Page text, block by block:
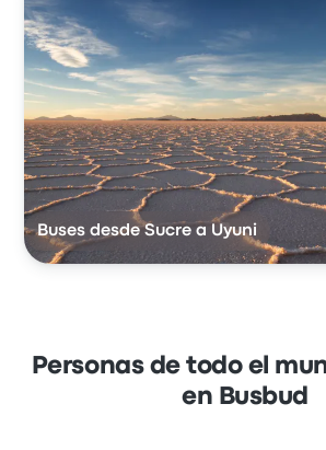
Buses desde Sucre a Uyuni
Personas de todo el
en Busbud